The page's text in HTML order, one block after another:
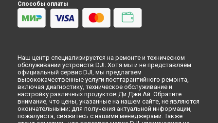
Способы оплаты
Наш центр специализируется на ремонте и техническом
обслуживании устройств DJI. Хотя мы и не представляем
официальный сервис DJI, мы предлагаем
высококачественные услуги постгарантийного ремонта,
включая диагностику, техническое обслуживание и
настройку различных продуктов Ди Джи Ай. Обратите
внимание, что цены, указанные на нашем сайте, не являются
окончательными; для получения актуальной информации,
пожалуйста, свяжитесь с нашими менеджерами. Также